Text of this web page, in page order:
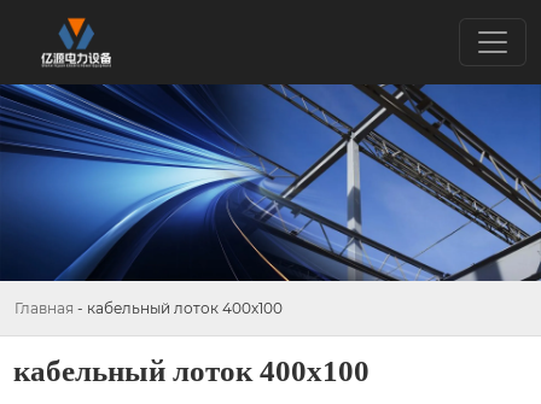
Главная - кабельный лоток 400х100
кабельный лоток 400х100